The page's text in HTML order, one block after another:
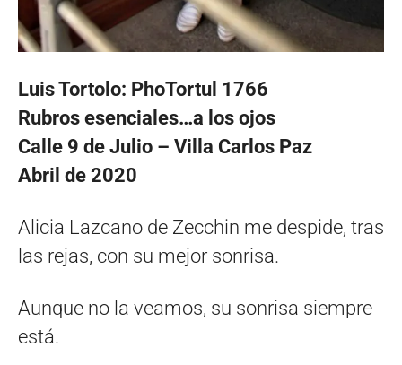
Luis Tortolo: PhoTortul 1766
Rubros esenciales…a los ojos
Calle 9 de Julio – Villa Carlos Paz
Abril de 2020
Alicia Lazcano de Zecchin me despide, tras
las rejas, con su mejor sonrisa.
Aunque no la veamos, su sonrisa siempre
está.